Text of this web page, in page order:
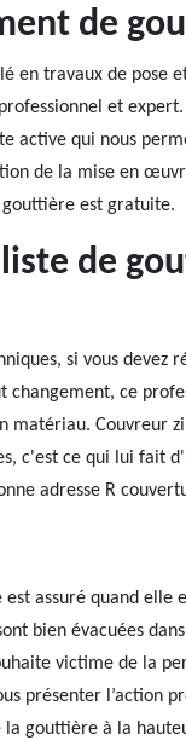
de
en travaux de pose
et
active qui nous
de la mise en
est gratuite.
de
si vous devez
ce
Couvreur
c'est ce qui lui fait
adresse R
assuré quand
bien évacuées
victime de la
présenter l’action
la gouttière à la